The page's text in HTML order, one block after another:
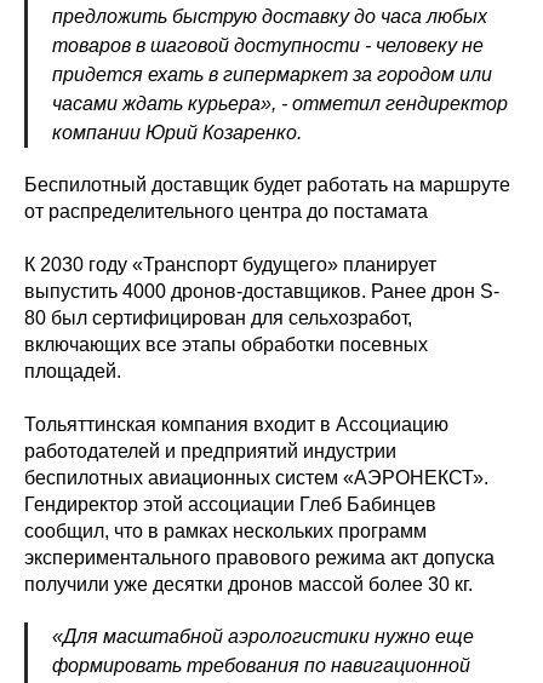
предложить быструю доставку до часа любых
товаров в шаговой доступности - человеку не
придется ехать в гипермаркет за городом или
часами ждать курьера», - отметил гендиректор
компании Юрий Козаренко.
Беспилотный доставщик будет работать на маршруте
от распределительного центра до постамата
К 2030 году «Транспорт будущего» планирует
выпустить 4000 дронов-доставщиков. Ранее дрон S-
80 был сертифицирован для сельхозработ,
включающих все этапы обработки посевных
площадей.
Тольяттинская компания входит в Ассоциацию
работодателей и предприятий индустрии
беспилотных авиационных систем «АЭРОНЕКСТ».
Гендиректор этой ассоциации Глеб Бабинцев
сообщил, что в рамках нескольких программ
экспериментального правового режима акт допуска
получили уже десятки дронов массой более 30 кг.
«Для масштабной аэрологистики нужно еще
формировать требования по навигационной